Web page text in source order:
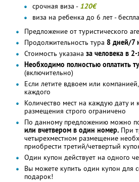
срочная виза - 120€
виза на ребенка до 6 лет -
Предложение от туристического
Продолжительность тура 8 дней/7
Стоимость указана за человека в
Необходимо полностью оплатить
(включительно)
Если летите вдвоем или
каждого
Количество мест на каждую дату и
размещения строго ограничено
По данному предложению можно
или вчетвером в один номер. При
четырехместном размещение
приобрести третий/четвертый
Один купон действует на одного
Вы можете купить один купон для
подарок!